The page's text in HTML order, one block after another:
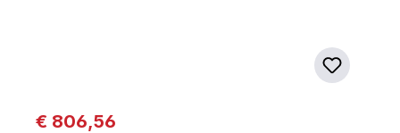
Regulärer Preis:
€ 806,56